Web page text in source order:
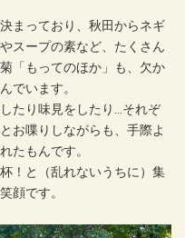
まっており、秋田からネギ
スープの素など、たくさん
「もってのほか」も、欠か
でいます。
たり味見をしたり…それぞ
お喋りしながらも、手際よ
たもんです。
！と（乱れないうちに）集
顔です。